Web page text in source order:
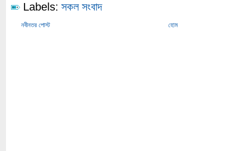
Labels: সকল সংবাদ
নবীনতর পোস্ট হোম